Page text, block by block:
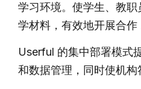
学习环境。使学生、教
学材料，有效地开展合作
Userful 的集中部署模式
和数据管理，同时使机构